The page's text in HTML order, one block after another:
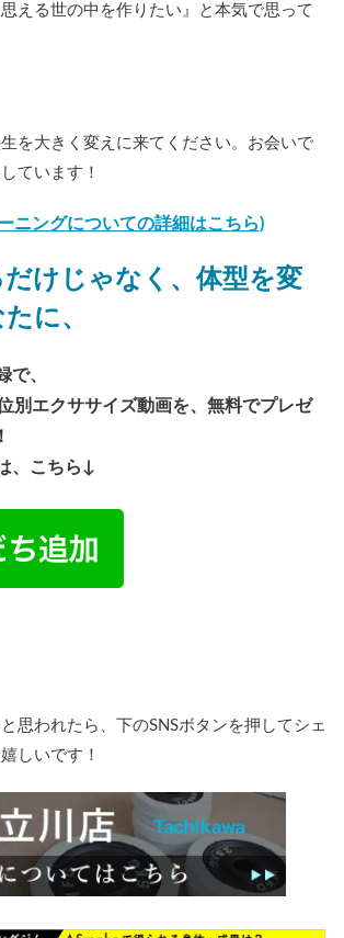
える世の中を作りたい』と本気で思って
を大きく変えに来てください。お会いで
ています！
ニングについての詳細はこちら)
けじゃなく、体型を変
に、
で、
別エクササイズ動画を、無料でプレゼ
、こちら↓
思われたら、下のSNSボタンを押してシェ
しいです！